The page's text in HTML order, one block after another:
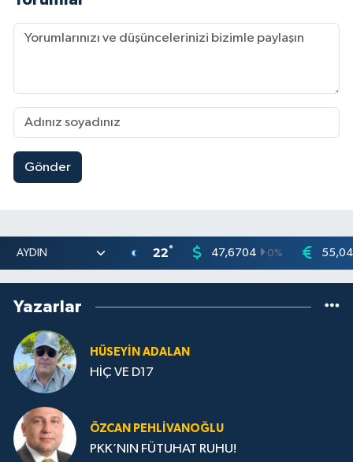
Gönder
22° 47,6704 0%
Yazarlar
HÜSEYIN ADALAN
HİÇ VE D17
ÖZCAN PEHLIVANOĞLU
PKK’NIN FÜTUHAT RUHU!